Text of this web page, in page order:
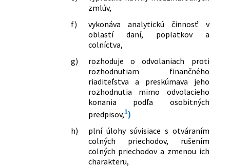
zmlúv,
f)
vykonáva analytickú činnosť v
oblastí daní, poplatkov a
colníctva,
g)
rozhoduje o odvolaniach proti
rozhodnutiam finančného
riaditeľstva a preskúmava jeho
rozhodnutia mimo odvolacieho
konania podľa osobitných
predpisov,1)
h)
plní úlohy súvisiace s otváraním
colných priechodov, rušením
colných priechodov a zmenou ich
charakteru,